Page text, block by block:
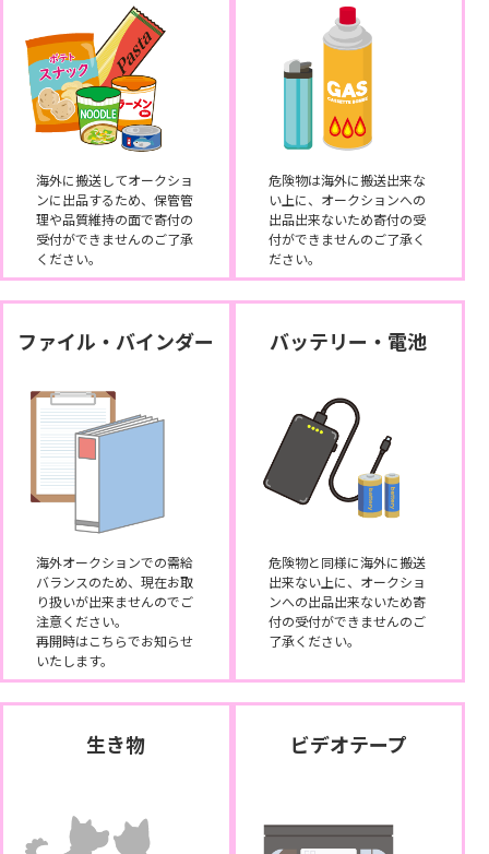
海外に搬送してオークショ
ンに出品するため、保管管
理や品質維持の面で寄付の
受付ができませんのご了承
ください。
危険物は海外に搬送出来な
い上に、オークションへの
出品出来ないため寄付の受
付ができませんのご了承く
ださい。
ファイル・バインダー
海外オークションでの需給
バランスのため、現在お取
り扱いが出来ませんのでご
注意ください。
再開時はこちらでお知らせ
いたします。
バッテリー・電池
危険物と同様に海外に搬送
出来ない上に、オークショ
ンへの出品出来ないため寄
付の受付ができませんのご
了承ください。
生き物 ビデオテープ